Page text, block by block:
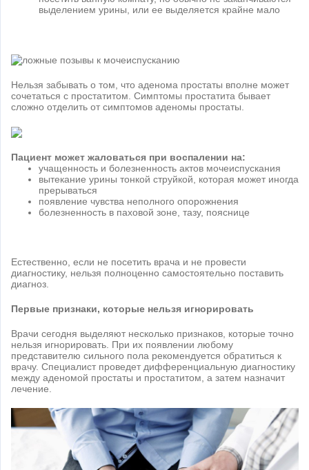
выделением урины, или ее выделяется крайне мало
Нельзя забывать о том, что аденома простаты вполне может
сочетаться с простатитом. Симптомы простатита бывает
сложно отделить от симптомов аденомы простаты.
Пациент может жаловаться при воспалении на:
учащенность и болезненность актов мочеиспускания
вытекание урины тонкой струйкой, которая может иногда
прерываться
появление чувства неполного опорожнения
болезненность в паховой зоне, тазу, пояснице
Естественно, если не посетить врача и не провести
диагностику, нельзя полноценно самостоятельно поставить
диагноз.
Первые признаки, которые нельзя игнорировать
Врачи сегодня выделяют несколько признаков, которые точно
нельзя игнорировать. При их появлении любому
представителю сильного пола рекомендуется обратиться к
врачу. Специалист проведет дифференциальную диагностику
между аденомой простаты и простатитом, а затем назначит
лечение.